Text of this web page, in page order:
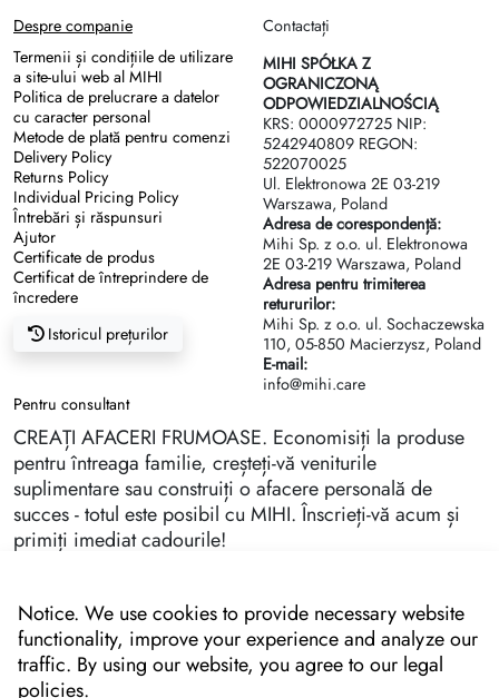
Despre companie
Termenii și condițiile de utilizare
a site-ului web al MIHI
Politica de prelucrare a datelor
cu caracter personal
Metode de plată pentru comenzi
Delivery Policy
Returns Policy
Individual Pricing Policy
Întrebări și răspunsuri
Ajutor
Certificate de produs
Certificat de întreprindere de
încredere
Istoricul prețurilor
Contactați
MIHI SPÓŁKA Z
OGRANICZONĄ
ODPOWIEDZIALNOŚCIĄ
KRS: 0000972725 NIP:
5242940809 REGON:
522070025
Ul. Elektronowa 2Е 03-219
Warszawa, Poland
Adresa de corespondență:
Mihi Sp. z o.o. ul. Elektronowa
2Е 03-219 Warszawa, Poland
Adresa pentru trimiterea
retururilor:
Mihi Sp. z o.o. ul. Sochaczewska
110, 05-850 Macierzysz, Poland
E-mail:
info@mihi.care
Pentru consultant
CREAȚI AFACERI FRUMOASE. Economisiți la produse
pentru întreaga familie, creșteți-vă veniturile
suplimentare sau construiți o afacere personală de
succes - totul este posibil cu MIHI. Înscrieți-vă acum și
primiți imediat cadourile!
Notice. We use cookies to provide necessary website
functionality, improve your experience and analyze our
traffic. By using our website, you agree to our legal
policies.